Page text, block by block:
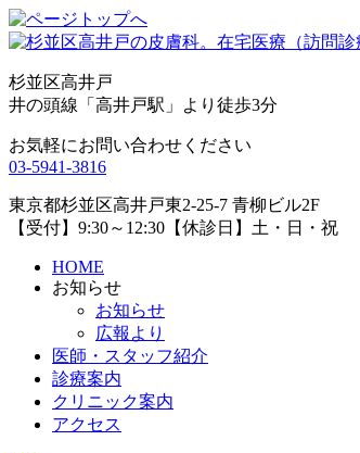
杉並区高井戸
井の頭線「高井戸駅」より徒歩3分
お気軽にお問い合わせください
03-5941-3816
東京都杉並区高井戸東2-25-7 青柳ビル2F
【受付】9:30～12:30【休診日】土・日・祝
HOME
お知らせ
お知らせ
広報より
医師・スタッフ紹介
診療案内
クリニック案内
アクセス